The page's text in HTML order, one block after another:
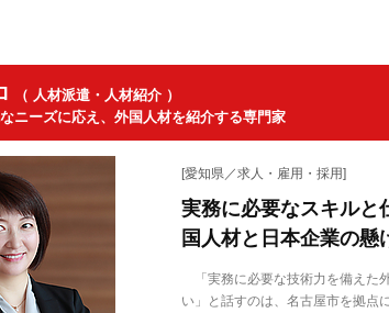
（ 人材派遣・人材紹介 ）
ニーズに応え、外国人材を紹介する専門家
[愛知県／求人・雇用・採用]
実務に必要なスキルと
国人材と日本企業の懸
「実務に必要な技術力を備えた
い」と話すのは、名古屋市を拠点